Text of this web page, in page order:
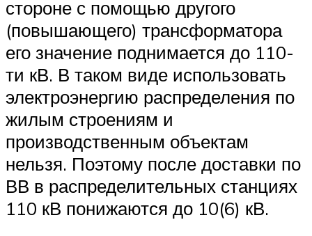
стороне с помощью другого
(повышающего) трансформатора
его значение поднимается до 110-
ти кВ. В таком виде использовать
электроэнергию распределения по
жилым строениям и
производственным объектам
нельзя. Поэтому после доставки по
ВВ в распределительных станциях
110 кВ понижаются до 10(6) кВ.